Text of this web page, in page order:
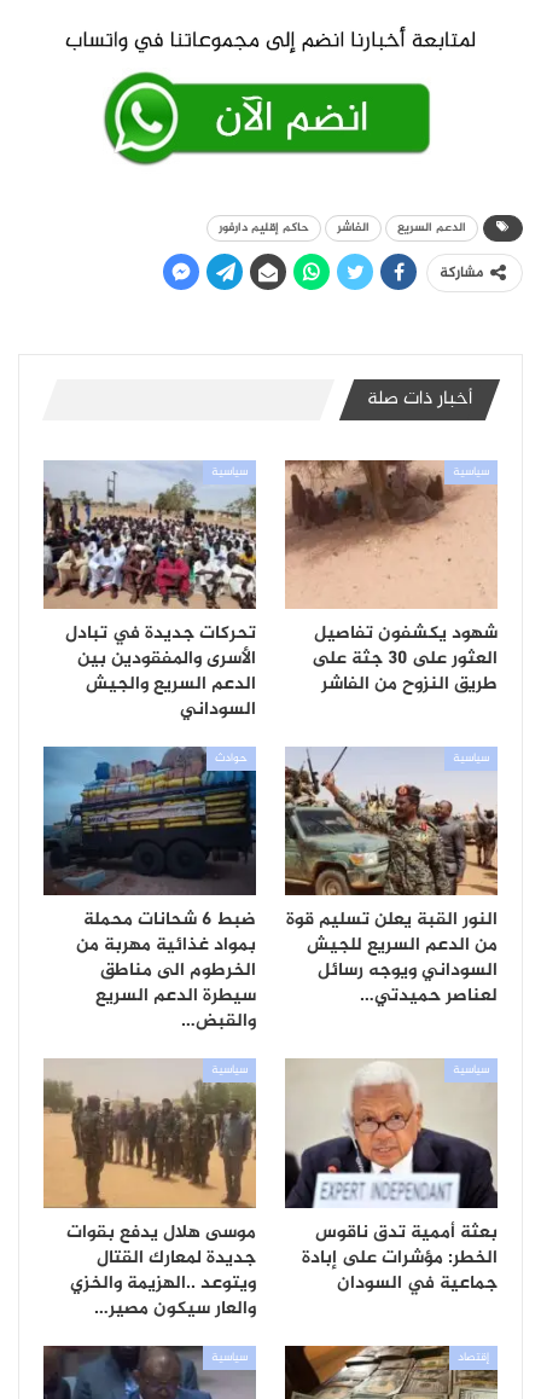
الدعم السريع الفاشر حاكم إقليم دارفور
مشاركة
أخبار ذات صلة
سياسية
شهود يكشفون تفاصيل
العثور على 30 جثة على
طريق النزوح من الفاشر
سياسية
تحركات جديدة في تبادل
الأسرى والمفقودين بين
الدعم السريع والجيش
السوداني
سياسية
النور القبة يعلن تسليم قوة
من الدعم السريع للجيش
السوداني ويوجه رسائل
لعناصر حميدتي…
حوادث
ضبط 6 شحانات محملة
بمواد غذائية مهربة من
الخرطوم الى مناطق
سيطرة الدعم السريع
والقبض…
سياسية
بعثة أممية تدق ناقوس
الخطر: مؤشرات على إبادة
جماعية في السودان
سياسية
موسى هلال يدفع بقوات
جديدة لمعارك القتال
ويتوعد ..الهزيمة والخزي
والعار سيكون مصير…
إقتصاد سياسية